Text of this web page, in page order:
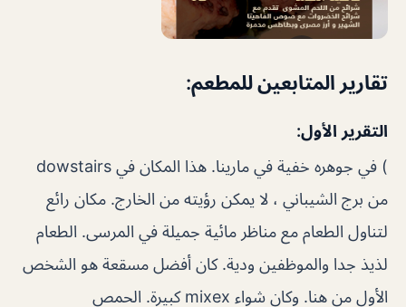
تقارير المتابعين للمطعم:
التقرير الأول:
) في جوهره خفية في مارينا. هذا المكان في dowstairs
من برج الشيباني ، لا يمكن رؤيته من الخارج. مكان رائع
لتناول الطعام مع مناظر مائية جميلة في المرسى. الطعام
لذيذ جدا والموظفين ودية. كان أفضل مسقعة هو الشخص
الأول من هنا. وكان شواء mixex كبيرة. الحمص